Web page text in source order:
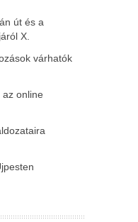
út és a
X.
várhatók
online